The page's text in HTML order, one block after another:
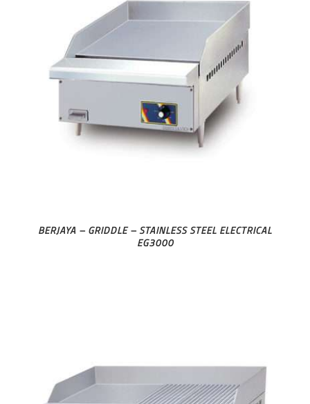
BERJAYA – GRIDDLE – STAINLESS STEEL ELECTRICAL
EG3000